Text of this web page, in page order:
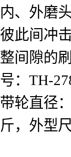
内、外磨
彼此间冲
整间隙的
号： TH-
带轮直径：
斤，外型